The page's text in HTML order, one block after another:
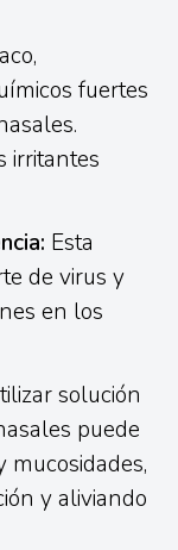
fuertes
irritantes
Esta
de virus y
en los
solución
puede
y aliviando